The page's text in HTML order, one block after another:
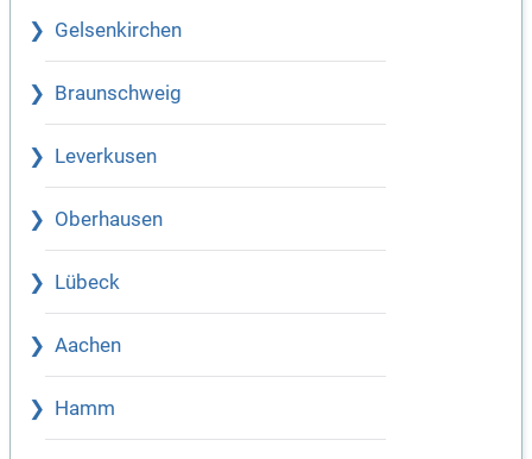
Gelsenkirchen
Braunschweig
Leverkusen
Oberhausen
Lübeck
Aachen
Hamm